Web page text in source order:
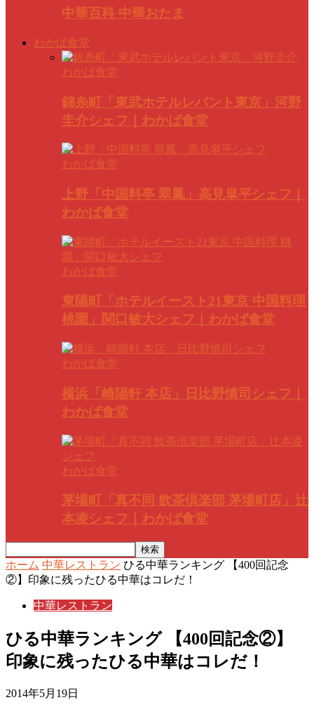
中華百科 中華おたま
わかば食堂
わかば食堂
錦糸町「東武ホテルレバント東京」河野
圭介シェフ｜わかば食堂
わかば食堂
上野「中国料亭 翠鳳」高見皐平シェフ｜
わかば食堂
わかば食堂
東陽町「ホテルイースト21東京 中国料理
桃園」関口敏大シェフ｜わかば食堂
わかば食堂
横浜「崎陽軒 本店」日比野慎司シェフ｜
わかば食堂
わかば食堂
茅場町「真不同 飲茶倶楽部 茅場町店」辻
本凌シェフ｜わかば食堂
ホーム 中華レストラン ひる中華ランキング 【400回記念
②】印象に残ったひる中華はコレだ！
中華レストラン
ひる中華ランキング 【400回記念②】
印象に残ったひる中華はコレだ！
2014年5月19日